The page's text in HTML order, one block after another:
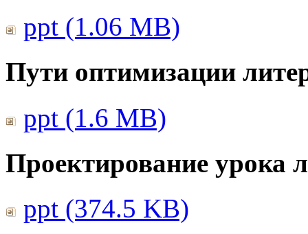
ppt (1.06 MB)
Пути оптимизации
ppt (1.6 MB)
Проектирование урока
ppt (374.5 KB)